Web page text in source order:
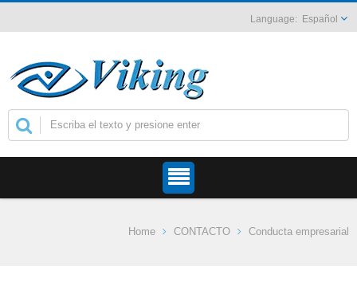
Español
Home CONTACTO Conducta empresarial